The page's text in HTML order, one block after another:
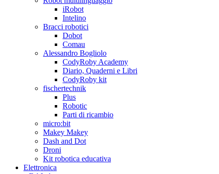
iRobot
Intelino
Bracci robotici
Dobot
Comau
Alessandro Bogliolo
CodyRoby Academy
Diario, Quaderni e Libri
CodyRoby kit
fischertechnik
Plus
Robotic
Parti di ricambio
micro:bit
Makey Makey
Dash and Dot
Droni
Kit robotica educativa
Elettronica